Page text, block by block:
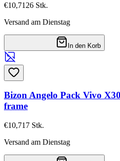
€10,71 26 Stk.
Versand am Dienstag
In den Korb
Bizon Angelo Pack Vivo
frame
€10,71 7 Stk.
Versand am Dienstag